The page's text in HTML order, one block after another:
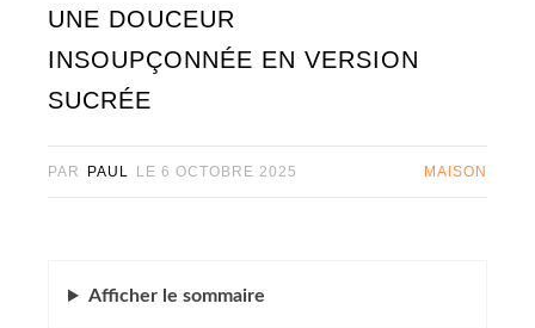
UNE DOUCEUR
INSOUPÇONNÉE EN VERSION
SUCRÉE
PAR PAUL LE 6 OCTOBRE 2025 MAISON
Afficher le sommaire